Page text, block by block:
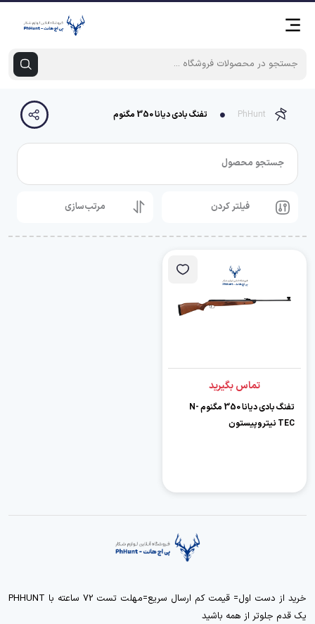
PhHunt تفنگ بادی دیانا 350 مگنوم
جستجو محصول
فیلتر کردن مرتب‌سازی
تماس بگیرید
تفنگ بادی دیانا 350 مگنوم N-
TEC نیتروپیستون
خرید از دست اول= قیمت کم ارسال سریع=مهلت تست 72 ساعته با PHHUNT
یک قدم جلوتر از همه باشید